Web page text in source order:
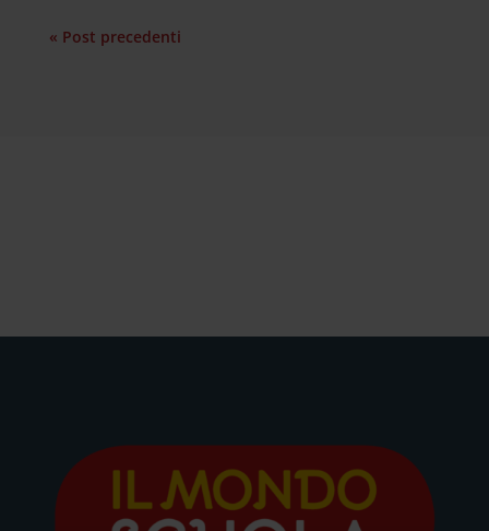
« Post precedenti